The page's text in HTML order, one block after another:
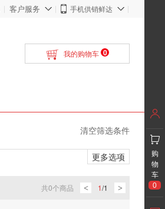
客户服务 手机供销鲜达
我的购物车 0
清空筛选条件
更多选项
共0个商品 < 1/1 >
购
物
车
0